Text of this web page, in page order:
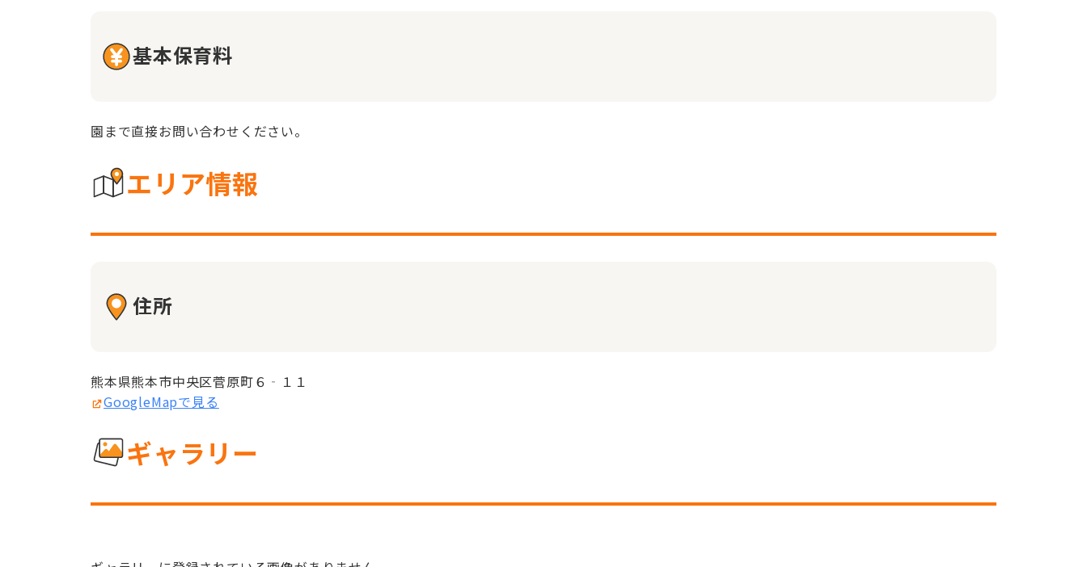
基本保育料
園まで直接お問い合わせください。
エリア情報
住所
熊本県熊本市中央区菅原町６‐１１
GoogleMapで見る
ギャラリー